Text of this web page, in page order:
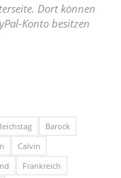
Dort können
Konto besitzen
Barock
Calvin
Frankreich